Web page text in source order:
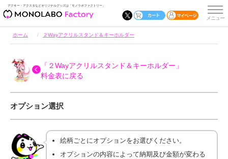
アクキー・アクスタなどオリジナルグッズは「モノラボファクトリー」
ホーム ２Wayアクリルスタンド＆キーホルダー
「２Wayアクリルスタンド＆キーホルダー」
料金表に戻る
オプション選択
絵柄ごとにオプションをお選びください。
オプションの内容によって納期及び金額が変わる